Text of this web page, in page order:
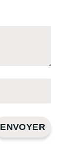
ENVOYER